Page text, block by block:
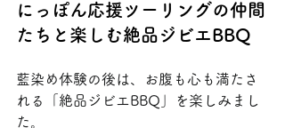
にっぽん応援ツーリングの仲間
たちと楽しむ絶品ジビエBBQ
藍染め体験の後は、お腹も心も満たさ
れる「絶品ジビエBBQ」を楽しみまし
た。